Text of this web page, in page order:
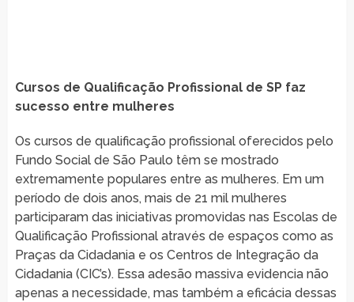
Cursos de Qualificação Profissional de SP faz
sucesso entre mulheres
Os cursos de qualificação profissional oferecidos pelo
Fundo Social de São Paulo têm se mostrado
extremamente populares entre as mulheres. Em um
período de dois anos, mais de 21 mil mulheres
participaram das iniciativas promovidas nas Escolas de
Qualificação Profissional através de espaços como as
Praças da Cidadania e os Centros de Integração da
Cidadania (CIC’s). Essa adesão massiva evidencia não
apenas a necessidade, mas também a eficácia dessas